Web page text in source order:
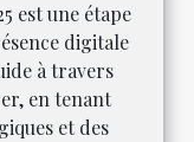
est une étape
digitale
à travers
en tenant
et des